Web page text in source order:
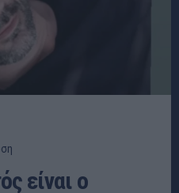
είναι ο